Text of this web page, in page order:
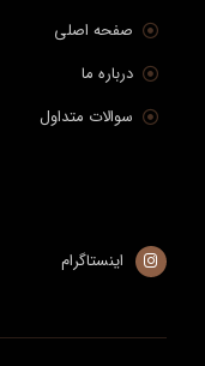
صفحه اصلی
درباره ما
سوالات متداول
اینستاگرام